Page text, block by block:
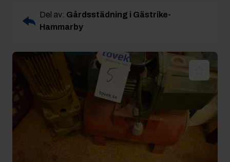
Del av: Gårdsstädning i Gästrike-
Hammarby